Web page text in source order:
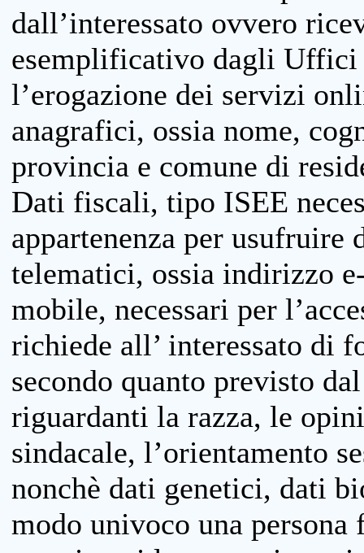
dall’interessato ovvero
esemplificativo dagli
l’erogazione dei servizi
anagrafici, ossia nome,
provincia e comune di
Dati fiscali, tipo ISEE
appartenenza per
telematici, ossia indirizzo
mobile, necessari per
richiede all’ interessato di
secondo quanto previsto
riguardanti la razza, le
sindacale, l’orientamento
nonchè dati genetici, dati
modo univoco una